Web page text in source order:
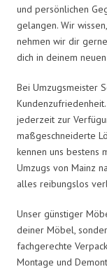
und persönlichen
gelangen. Wir
nehmen wir dir
dich in deinem
Bei Umzugsmeister
jederzeit zur
maßgeschneiderte
kennen uns bestens
Umzugs von Mainz
alles reibungslos
Unser günstiger
deiner Möbel,
fachgerechte
Montage und